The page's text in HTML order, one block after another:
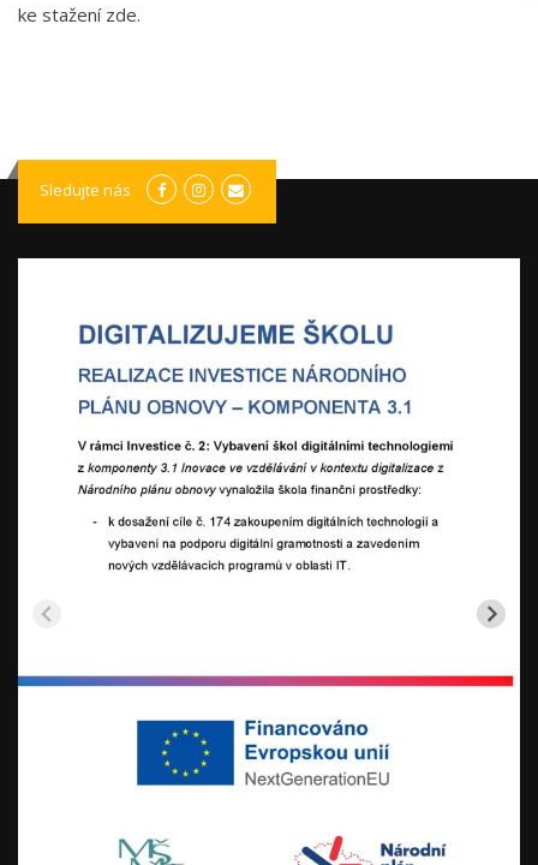
ke stažení zde.
Sledujte nás